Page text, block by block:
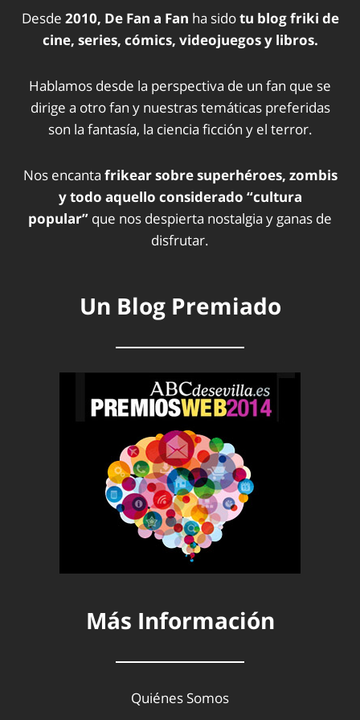
Desde 2010, De Fan a Fan ha sidotu blog friki de
cine, series, cómics, videojuegos y libros.
Hablamos desde la perspectiva de un fan que se
dirige a otro fan y nuestras temáticas preferidas
son la fantasía, la ciencia ficción y el terror.
Nos encanta frikear sobre superhéroes, zombis
y todo aquello considerado “cultura
popular” que nos despierta nostalgia y ganas de
disfrutar.
Un Blog Premiado
Más Información
Quiénes Somos